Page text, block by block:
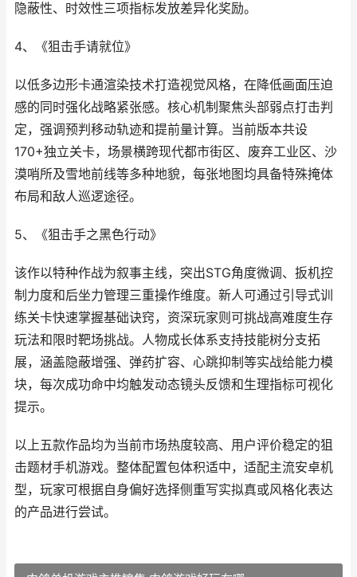
隐蔽性、时效性三项指标发放差异化奖励。
4、《狙击手请就位》
以低多边形卡通渲染技术打造视觉风格，在降低画面压迫
感的同时强化战略紧张感。核心机制聚焦头部弱点打击判
定，强调预判移动轨迹和提前量计算。当前版本共设
170+独立关卡，场景横跨现代都市街区、废弃工业区、沙
漠哨所及雪地前线等多种地貌，每张地图均具备特殊掩体
布局和敌人巡逻途径。
5、《狙击手之黑色行动》
该作以特种作战为叙事主线，突出STG角度微调、扳机控
制力度和后坐力管理三重操作维度。新人可通过引导式训
练关卡快速掌握基础诀窍，资深玩家则可挑战高难度生存
玩法和限时靶场挑战。人物成长体系支持技能树分支拓
展，涵盖隐蔽增强、弹药扩容、心跳抑制等实战给能力模
块，每次成功命中均触发动态镜头反馈和生理指标可视化
提示。
以上五款作品均为当前市场热度较高、用户评价稳定的狙
击题材手机游戏。整体配置包体积适中，适配主流安卓机
型，玩家可根据自身偏好选择侧重写实拟真或风格化表达
的产品进行尝试。